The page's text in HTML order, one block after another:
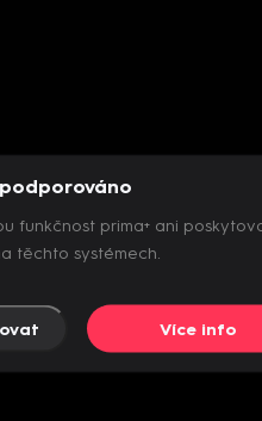
funkčnost prima+ ani
těchto systémech.
Více info